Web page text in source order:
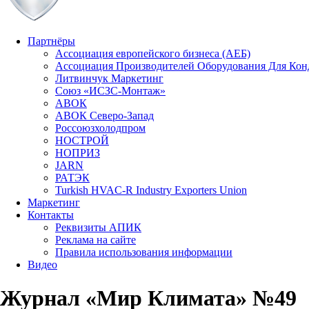
Партнёры
Ассоциация европейского бизнеса (АЕБ)
Aссоциация Производителей Оборудования Для
Литвинчук Маркетинг
Союз «ИСЗС-Монтаж»
АВОК
АВОК Северо-Запад
Россоюзхолодпром
НОСТРОЙ
НОПРИЗ
JARN
РАТЭК
Turkish HVAC-R Industry Exporters Union
Маркетинг
Контакты
Реквизиты АПИК
Реклама на сайте
Правила использования информации
Видео
Журнал «Мир Климата» №49